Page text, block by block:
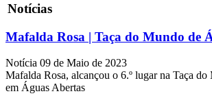
Notícias
Mafalda Rosa | Taça do Mundo de
Notícia 09 de Maio de 2023
Mafalda Rosa, alcançou o 6.º lugar na Taça do
em Águas Abertas